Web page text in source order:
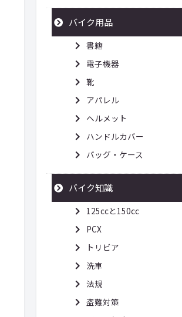
バイク用品
書籍
電子機器
靴
アパレル
ヘルメット
ハンドルカバー
バッグ・ケース
バイク知識
125ccと150cc
PCX
トリビア
洗車
法規
盗難対策